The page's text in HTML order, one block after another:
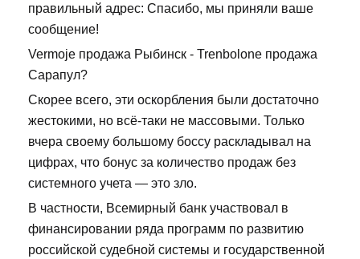
правильный адрес: Спасибо, мы приняли ваше
сообщение!
Vermoje продажа Рыбинск - Trenbolone продажа
Сарапул?
Скорее всего, эти оскорбления были достаточно
жестокими, но всё-таки не массовыми. Только
вчера своему большому боссу раскладывал на
цифрах, что бонус за количество продаж без
системного учета — это зло.
В частности, Всемирный банк участвовал в
финансировании ряда программ по развитию
российской судебной системы и государственной